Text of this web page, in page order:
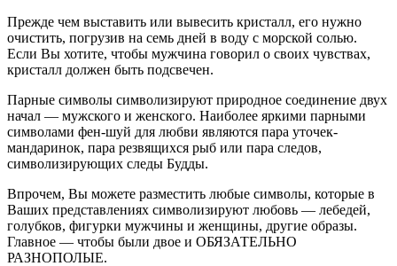
Прежде чем выставить или вывесить кристалл, его нужно
очистить, погрузив на семь дней в воду с морской солью.
Если Вы хотите, чтобы мужчина говорил о своих чувствах,
кристалл должен быть подсвечен.
Парные символы символизируют природное соединение двух
начал — мужского и женского. Наиболее яркими парными
символами фен-шуй для любви являются пара уточек-
мандаринок, пара резвящихся рыб или пара следов,
символизирующих следы Будды.
Впрочем, Вы можете разместить любые символы, которые в
Ваших представлениях символизируют любовь — лебедей,
голубков, фигурки мужчины и женщины, другие образы.
Главное — чтобы были двое и ОБЯЗАТЕЛЬНО
РАЗНОПОЛЫЕ.